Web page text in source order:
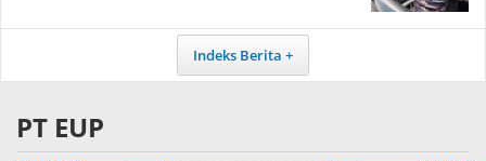
Indeks Berita
PT EUP